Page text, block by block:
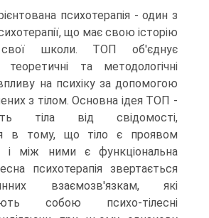
психотерапія - один з
що має свою історію
свої школи. ТОП об'єднує
теоретичні та методологічні
на психіку за допомогою
з тілом. Основна ідея ТОП -
тіла від свідомості,
в тому, що тіло є проявом
і між ними є функціональна
психотерапія звертається
взаємозв'язкам, які
собою психо-тілесні